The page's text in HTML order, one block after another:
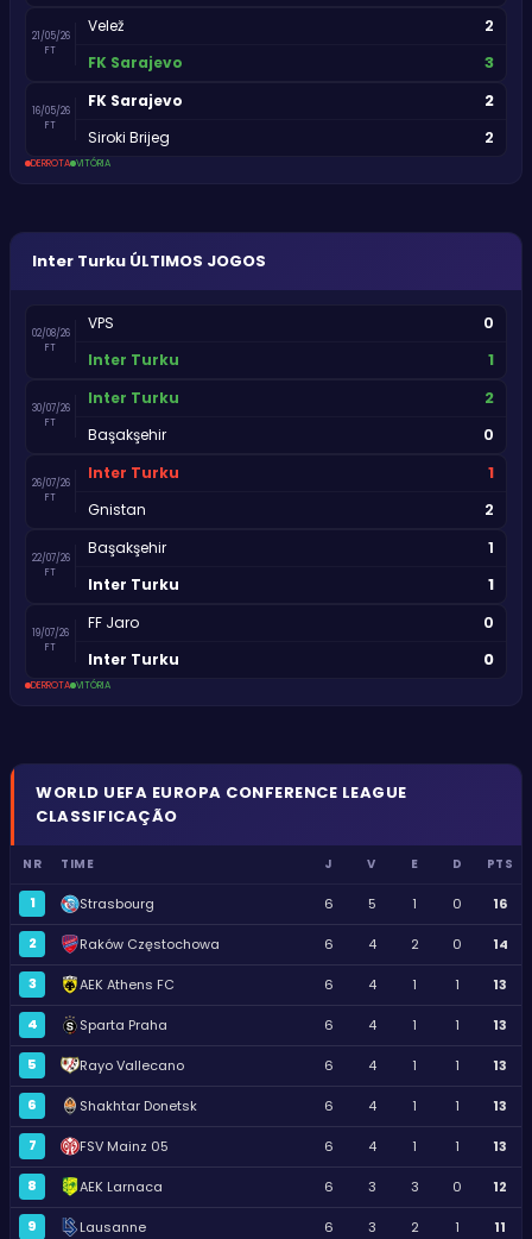
21/05/26
FT
Velež 2
FK Sarajevo 3
16/05/26
FT
FK Sarajevo 2
Siroki Brijeg 2
DERROTA VITÓRIA
Inter Turku ÚLTIMOS JOGOS
02/08/26
FT
VPS 0
Inter Turku 1
30/07/26
FT
Inter Turku 2
Başakşehir 0
26/07/26
FT
Inter Turku 1
Gnistan 2
22/07/26
FT
Başakşehir 1
Inter Turku 1
19/07/26
FT
FF Jaro 0
Inter Turku 0
DERROTA VITÓRIA
WORLD UEFA EUROPA CONFERENCE LEAGUE
CLASSIFICAÇÃO
NR TIME J V E D PTS
1 Strasbourg 6 5 1 0 16
2 Raków Częstochowa 6 4 2 0 14
3 AEK Athens FC 6 4 1 1 13
4 Sparta Praha 6 4 1 1 13
5 Rayo Vallecano 6 4 1 1 13
6 Shakhtar Donetsk 6 4 1 1 13
7 FSV Mainz 05 6 4 1 1 13
8 AEK Larnaca 6 3 3 0 12
9 Lausanne 6 3 2 1 11